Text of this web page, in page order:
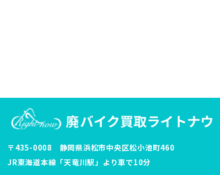
〒435-0008 静岡県浜松市中央区松小池町460
JR東海道本線「天竜川駅」より車で10分